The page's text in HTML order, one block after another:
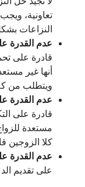
تعاونية،
النزاعات
عدم القدرة
قادرة على
أنها غير
ويتطلب من
عدم القدرة
قادرة على
مستعدة
كلا الزوجين
عدم القدرة
على تقديم